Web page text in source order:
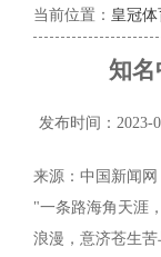
当前位置： 皇冠
知名
发布时间：2023-
来源：中国新闻网
"一条路海角天涯
浪漫，意济苍生